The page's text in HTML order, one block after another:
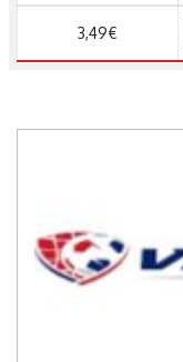
3,49€